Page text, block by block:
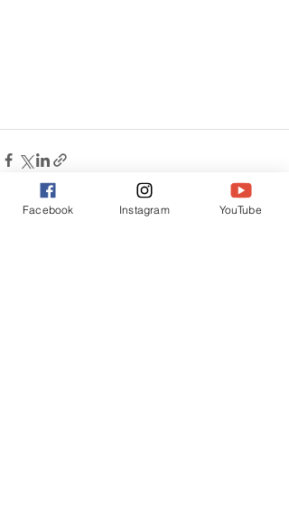
Facebook Instagram YouTube